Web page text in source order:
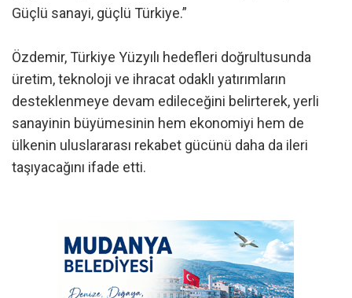
Güçlü sanayi, güçlü Türkiye.”
Özdemir, Türkiye Yüzyılı hedefleri doğrultusunda
üretim, teknoloji ve ihracat odaklı yatırımların
desteklenmeye devam edileceğini belirterek, yerli
sanayinin büyümesinin hem ekonomiyi hem de
ülkenin uluslararası rekabet gücünü daha da ileri
taşıyacağını ifade etti.